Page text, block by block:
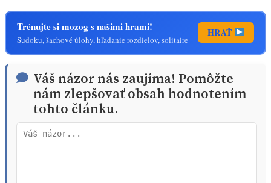
Trénujte si mozog s našimi hrami!
Sudoku, šachové úlohy, hľadanie rozdielov, solitaire
HRAŤ
Váš názor nás zaujíma! Pomôžte
nám zlepšovať obsah hodnotením
tohto článku.